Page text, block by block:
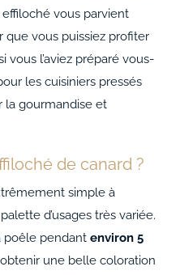
vous parvient
que vous puissiez profiter
vous l’aviez préparé vous-
les cuisiniers pressés
la gourmandise et
de canard ?
simple à
d’usages très variée.
poêle pendant environ 5
une belle coloration